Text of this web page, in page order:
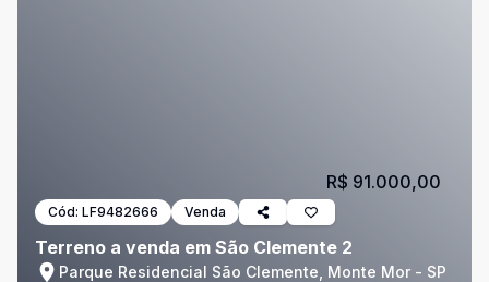
Cód: LF9482666 Venda
Terreno a venda em São Clemente 2
Parque Residencial São Clemente, Monte Mor - SP
R$ 91.000,00